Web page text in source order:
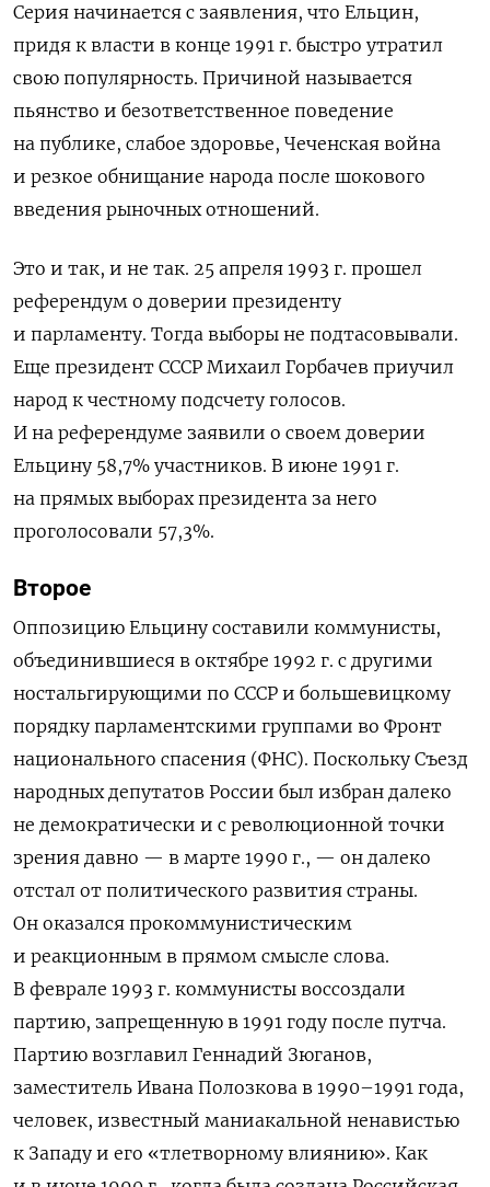
Серия начинается с заявления, что Ельцин,
придя к власти в конце 1991 г. быстро утратил
свою популярность. Причиной называется
пьянство и безответственное поведение
на публике, слабое здоровье, Чеченская война
и резкое обнищание народа после шокового
введения рыночных отношений.
Это и так, и не так. 25 апреля 1993 г. прошел
референдум о доверии президенту
и парламенту. Тогда выборы не подтасовывали.
Еще президент СССР Михаил Горбачев приучил
народ к честному подсчету голосов.
И на референдуме заявили о своем доверии
Ельцину 58,7% участников. В июне 1991 г.
на прямых выборах президента за него
проголосовали 57,3%.
Второе
Оппозицию Ельцину составили коммунисты,
объединившиеся в октябре 1992 г. с другими
ностальгирующими по СССР и большевицкому
порядку парламентскими группами во Фронт
национального спасения (ФНС). Поскольку Съезд
народных депутатов России был избран далеко
не демократически и с революционной точки
зрения давно — в марте 1990 г., — он далеко
отстал от политического развития страны.
Он оказался прокоммунистическим
и реакционным в прямом смысле слова.
В феврале 1993 г. коммунисты воссоздали
партию, запрещенную в 1991 году после путча.
Партию возглавил Геннадий Зюганов,
заместитель Ивана Полозкова в 1990–1991 года,
человек, известный маниакальной ненавистью
к Западу и его «тлетворному влиянию». Как